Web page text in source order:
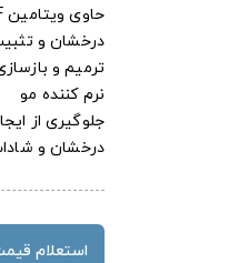
حاوی ویتامین F
درخشان و
ترمیم و
نرم کننده مو
جلوگیری از
درخشان و
استعلام